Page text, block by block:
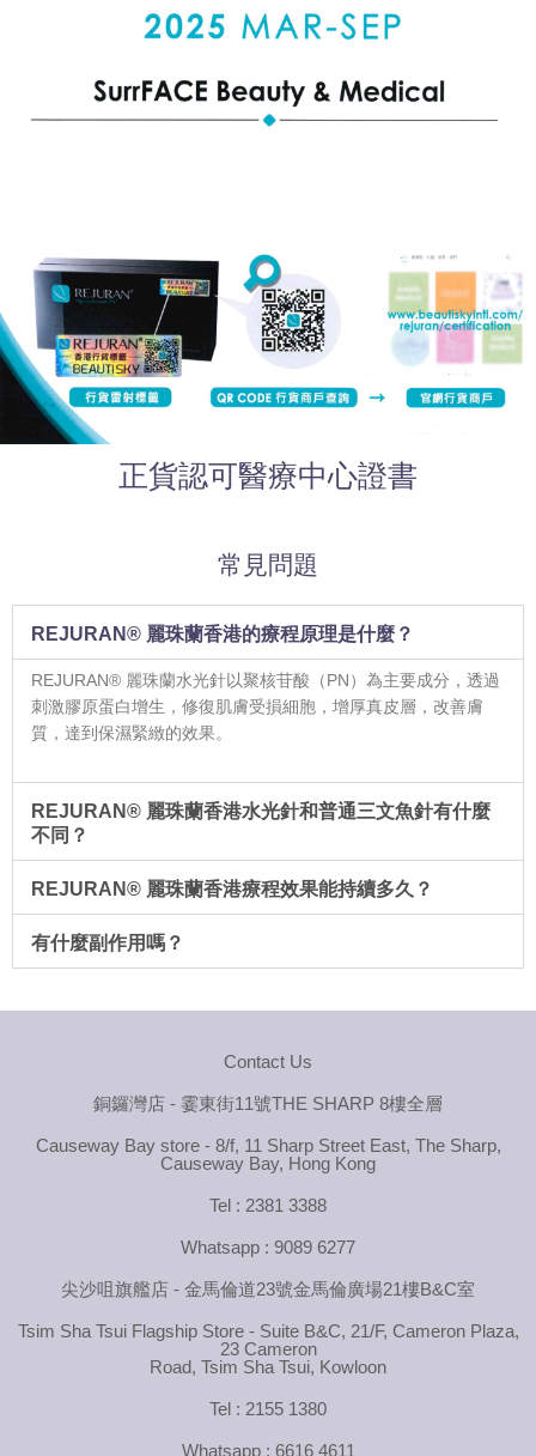
正貨認可醫療中心證書
常見問題
REJURAN® 麗珠蘭香港的療程原理是什麼？
REJURAN® 麗珠蘭水光針以聚核苷酸（PN）為主要成分，透過
刺激膠原蛋白增生，修復肌膚受損細胞，增厚真皮層，改善膚
質，達到保濕緊緻的效果。
REJURAN® 麗珠蘭香港水光針和普通三文魚針有什麼
不同？
REJURAN® 麗珠蘭香港療程效果能持續多久？
有什麼副作用嗎？
Contact Us
銅鑼灣店 - 霎東街11號THE SHARP 8樓全層
Causeway Bay store - 8/f, 11 Sharp Street East, The Sharp,
Causeway Bay, Hong Kong
Tel : 2381 3388
Whatsapp : 9089 6277
尖沙咀旗艦店 - 金馬倫道23號金馬倫廣場21樓B&C室
Tsim Sha Tsui Flagship Store - Suite B&C, 21/F, Cameron Plaza,
23 Cameron
Road, Tsim Sha Tsui, Kowloon
Tel : 2155 1380
Whatsapp : 6616 4611